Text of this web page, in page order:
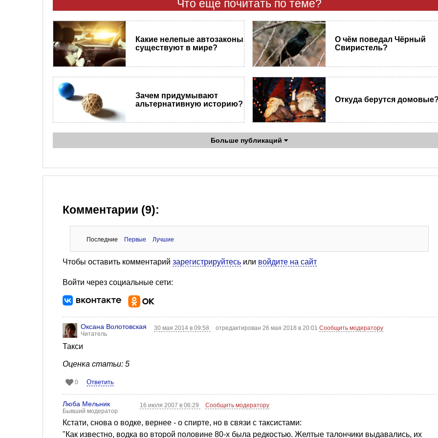
Что еще почитать по теме?
​Какие нелепые автозаконы
существуют в мире?
О чём поведал Чёрный
Свиристель?
Зачем придумывают
альтернативную историю?
Откуда берутся
Больше публикаций
Комментарии (9):
Последние Первые Лучшие
Чтобы оставить комментарий зарегистрируйтесь или войдите на сайт
Войти через социальные сети:
Оксана Волотовская
Читатель
30 мая 2014 в 09:58 отредактирован 26 мая 2018 в 20:01Сообщить модератору
Такси
Оценка статьи: 5
0 Ответить
Люба Мельник
Бывший модератор
16 июля 2007 в 06:29 Сообщить модератору
Кстати, снова о водке, вернее - о спирте, но в связи с таксистами:
"Как известно, водка во второй половине 80-х была редкостью. Желтые талончики выдавались, их